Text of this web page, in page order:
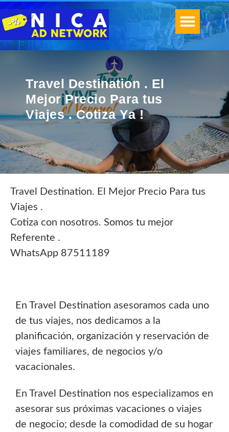
Travel Destination . El
Mejor Precio Para tus
Viajes . Cotiza Ya !
Travel Destination. El Mejor Precio Para tus
Viajes .
Cotiza con nosotros. Somos tu mejor
Referente .
WhatsApp 87511189
En Travel Destination asesoramos cada uno
de tus viajes, nos dedicamos a la
planificación, organización y reservación de
viajes familiares, de negocios y/o
vacacionales.
En Travel Destination nos especializamos en
asesorar sus próximas vacaciones o viajes
de negocio; desde la comodidad de su hogar